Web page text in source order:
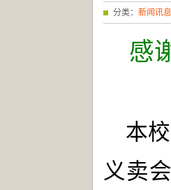
分类： 新闻讯息
感
本
义卖